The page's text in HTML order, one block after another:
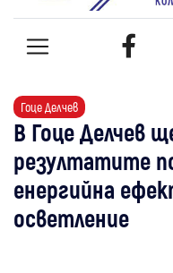
Гоце Делчев
В Гоце Делчев
резултатите
енергийна
осветление